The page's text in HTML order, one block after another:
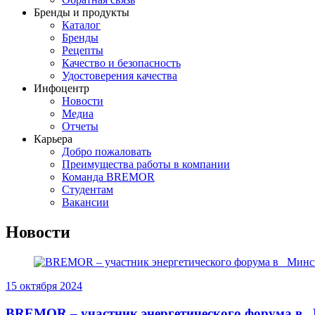
Бренды и продукты
Каталог
Бренды
Рецепты
Качество и безопасность
Удостоверения качества
Инфоцентр
Новости
Медиа
Отчеты
Карьера
Добро пожаловать
Преимущества работы в компании
Команда BREMOR
Студентам
Вакансии
Новости
15 октября 2024